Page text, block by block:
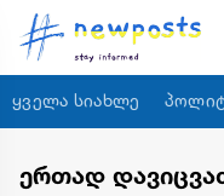
ყველა სიახლე
ერთად